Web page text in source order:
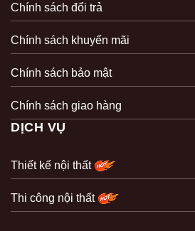
Chính sách đổi trả
Chính sách khuyến mãi
Chính sách bảo mật
Chính sách giao hàng
DỊCH VỤ
Thiết kế nội thất
Thi công nội thất